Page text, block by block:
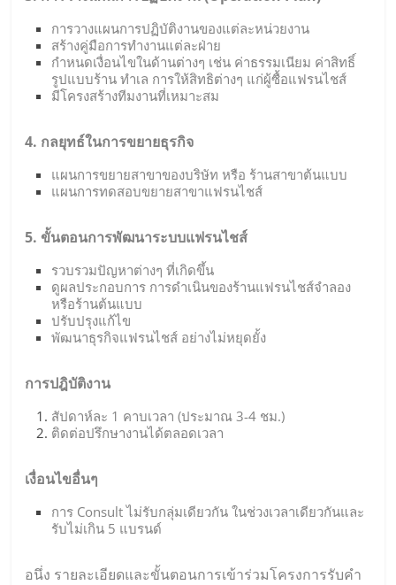
การวางแผนการปฏิบัติงานของแต่ละหน่วยงาน
สร้างคู่มือการทำงานแต่ละฝ่าย
กำหนดเงื่อนไขในด้านต่างๆ เช่น ค่าธรรมเนียม ค่าสิทธิ์
รูปแบบร้าน ทำเล การให้สิทธิต่างๆ แก่ผู้ซื้อแฟรนไชส์
มีโครงสร้างทีมงานที่เหมาะสม
4. กลยุทธ์ในการขยายธุรกิจ
แผนการขยายสาขาของบริษัท หรือ ร้านสาขาต้นแบบ
แผนการทดสอบขยายสาขาแฟรนไชส์
5. ขั้นตอนการพัฒนาระบบแฟรนไชส์
รวบรวมปัญหาต่างๆ ที่เกิดขึ้น
ดูผลประกอบการ การดำเนินของร้านแฟรนไชส์จำลอง
หรือร้านต้นแบบ
ปรับปรุงแก้ไข
พัฒนาธุรกิจแฟรนไชส์ อย่างไม่หยุดยั้ง
การปฎิบัติงาน
สัปดาห์ละ 1 คาบเวลา (ประมาณ 3-4 ชม.)
ติดต่อปรึกษางานได้ตลอดเวลา
เงื่อนไขอื่นๆ
การ Consult ไม่รับกลุ่มเดียวกัน ในช่วงเวลาเดียวกันและ
รับไม่เกิน 5 แบรนด์
อนึ่ง รายละเอียดและขั้นตอนการเข้าร่วมโครงการรับคำ